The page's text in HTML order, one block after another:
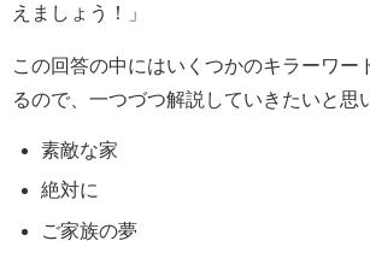
えましょう！」
この回答の中にはいくつかのキラーワー
るので、一つづつ解説していきたいと思
素敵な家
絶対に
ご家族の夢